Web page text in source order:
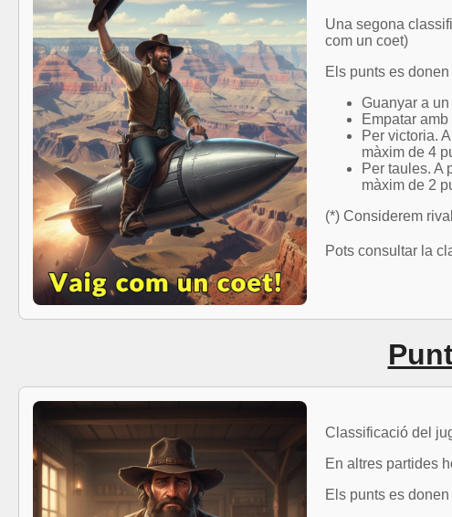
Una segona
com un coet)
Els punts es
Guanyar a
Empatar
Per victoria.
màxim de 4
Per taules. A
màxim de 2
(*) Considerem
Pots consultar la
Classificació del
En altres partides
Els punts es